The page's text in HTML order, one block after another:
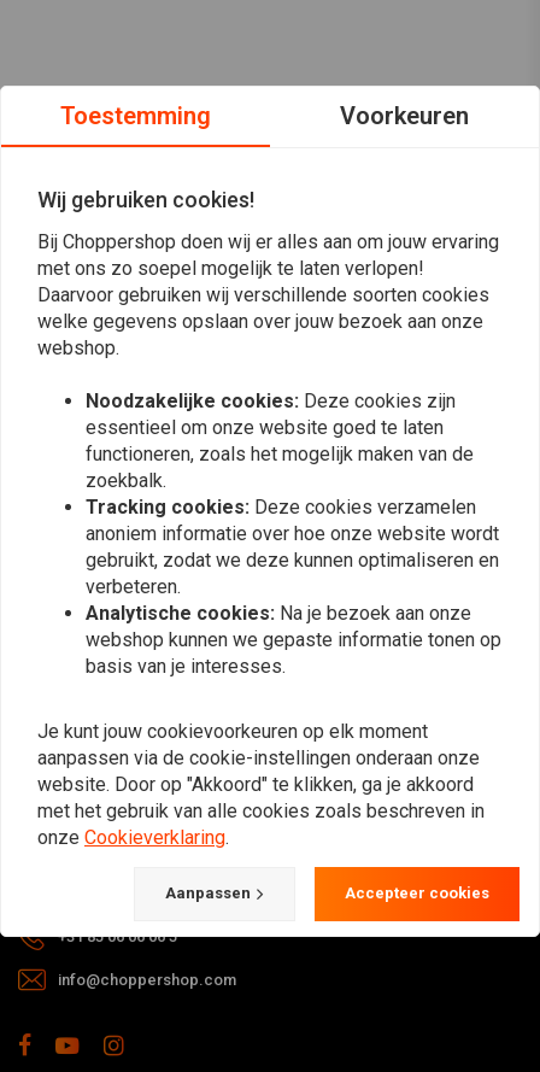
Abonneer
levertijden, retouren & reparaties of
algemene informatie kun je altijd op
één van de onderstaande manieren
Gotenburgweg 46a, 9723 TM Groningen (The Netherlands)
+31 85 06 06 06 5
info@choppershop.com
Toestemming Voorkeuren
Wij gebruiken cookies!
Bij Choppershop doen wij er alles aan om jouw ervaring
met ons zo soepel mogelijk te laten verlopen!
Daarvoor gebruiken wij verschillende soorten cookies
welke gegevens opslaan over jouw bezoek aan onze
webshop.
Noodzakelijke cookies: Deze cookies zijn
essentieel om onze website goed te laten
functioneren, zoals het mogelijk maken van de
zoekbalk.
Tracking cookies: Deze cookies verzamelen
anoniem informatie over hoe onze website wordt
gebruikt, zodat we deze kunnen optimaliseren en
verbeteren.
Analytische cookies: Na je bezoek aan onze
webshop kunnen we gepaste informatie tonen op
basis van je interesses.
Je kunt jouw cookievoorkeuren op elk moment
aanpassen via de cookie-instellingen onderaan onze
website. Door op "Akkoord" te klikken, ga je akkoord
met het gebruik van alle cookies zoals beschreven in
onze Cookieverklaring.
Aanpassen Accepteer cookies